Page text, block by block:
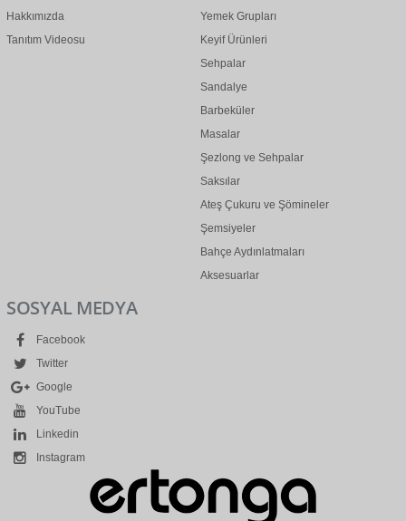
Hakkımızda
Tanıtım Videosu
Yemek Grupları
Keyif Ürünleri
Sehpalar
Sandalye
Barbeküler
Masalar
Şezlong ve Sehpalar
Saksılar
Ateş Çukuru ve Şömineler
Şemsiyeler
Bahçe Aydınlatmaları
Aksesuarlar
SOSYAL MEDYA
Facebook
Twitter
Google
YouTube
Linkedin
Instagram